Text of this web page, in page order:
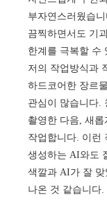
부자연스러웠습
끔찍하면서도 기
한계를 극복할 수
저의 작업방식과
하드코어한 장르
관심이 많습니다.
촬영한 다음, 새
작업합니다. 이런
생성하는 AI와도
색깔과 AI가 잘 맞
나온 것 같습니다.